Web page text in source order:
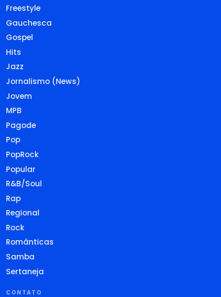
Freestyle
Gauchesca
Gospel
Hits
Jazz
Jornalismo (News)
Jovem
MPB
Pagode
Pop
PopRock
Popular
R&B/Soul
Rap
Regional
Rock
Românticas
Samba
Sertaneja
CONTATO